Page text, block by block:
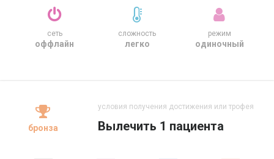
сеть
оффлайн
сложность
легко
режим
одиночный
бронза
условия получения достижения или трофея
Вылечить 1 пациента